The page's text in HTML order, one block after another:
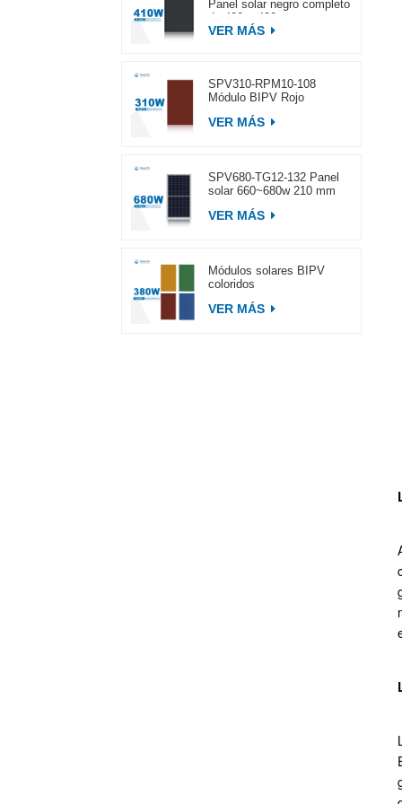
Panel solar negro completo
VER MÁS
SPV310-RPM10-108
Módulo BIPV Rojo
VER MÁS
SPV680-TG12-132 Panel
solar 660~680w 210 mm
VER MÁS
Módulos solares BIPV
coloridos
VER MÁS